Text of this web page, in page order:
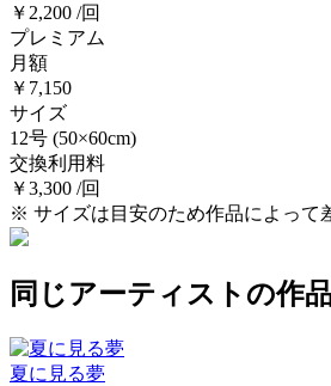
￥2,200 /回
プレミアム
月額
￥7,150
サイズ
12号 (50×60cm)
交換利用料
￥3,300 /回
※ サイズは目安のため作品によって
同じアーティストの作
夏に見る夢